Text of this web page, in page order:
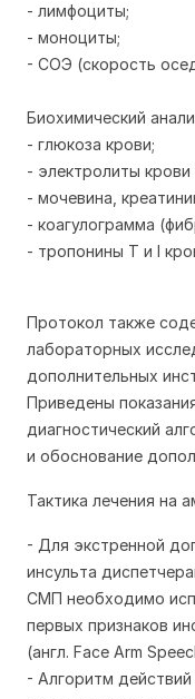
- лимфоциты;
- моноциты;
- СОЭ (скорость
Биохимический
- глюкоза крови;
- электролиты
- мочевина,
- коагулограмма
- тропонины T и I
Протокол также
лабораторных
дополнительных
Приведены
диагностический
и обоснование
Тактика лечения на
- Для экстренной
инсульта
СМП необходимо
первых признаков
(англ. Face Arm
- Алгоритм